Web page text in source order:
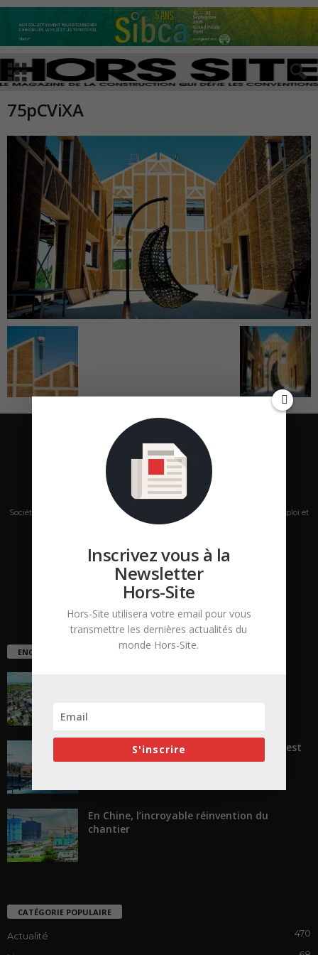
75pCViXA
Société de presse, plateforme de mise en relation sur les marchés B2B, emploi et
salons s'adressant aux professionnels de la construction Hors Site.
Contactez-nous:contact@hors-site.com
ENCORE PLUS D'ARTICLES
« Transformer plutôt que démolir, ce n’est
pas regarder en arrière...
En Chine, l’incroyable réinvention du
chantier
CATÉGORIE POPULAIRE
Actualité 470
Inscrivez vous à la
Newsletter
Hors-Site
Hors-Site utilisera votre email pour vous
transmettre les dernières actualités du
monde Hors-Site.
S'inscrire